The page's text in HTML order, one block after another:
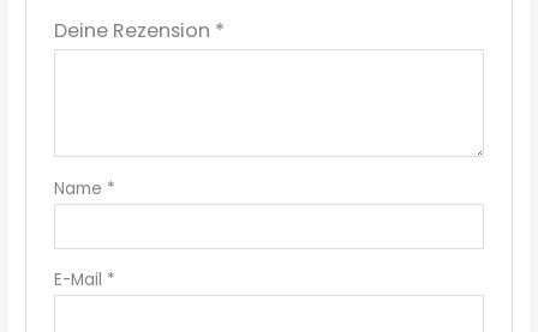
Deine Rezension *
Name *
E-Mail *